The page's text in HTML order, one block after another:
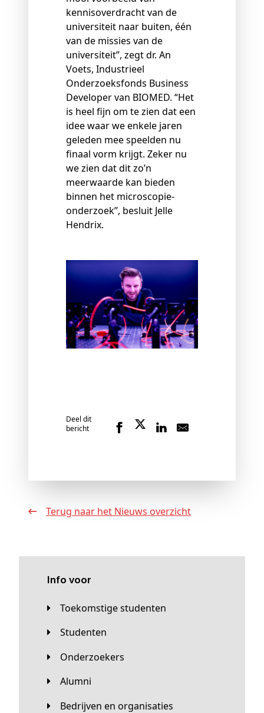
kennisoverdracht van de
universiteit naar buiten, één
van de missies van de
universiteit”, zegt dr. An
Voets, Industrieel
Onderzoeksfonds Business
Developer van BIOMED. “Het
is heel fijn om te zien dat een
idee waar we enkele jaren
geleden mee speelden nu
finaal vorm krijgt. Zeker nu
we zien dat dit zo’n
meerwaarde kan bieden
binnen het microscopie-
onderzoek”, besluit Jelle
Hendrix.
Deel dit
bericht
Terug naar het Nieuws overzicht
Info voor
Toekomstige studenten
Studenten
Onderzoekers
Alumni
Bedrijven en organisaties